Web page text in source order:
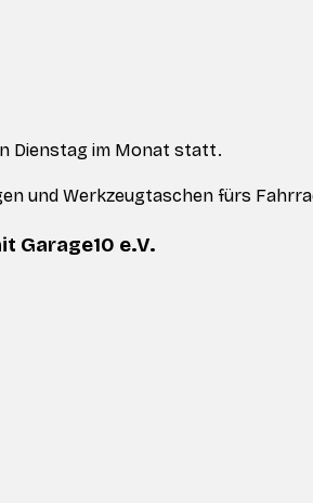
Dienstag im Monat statt.
und Werkzeugtaschen fürs
Garage10 e.V.